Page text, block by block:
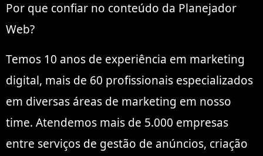
Por que confiar no conteúdo da Planejador
Web?
Temos 10 anos de experiência em marketing
digital, mais de 60 profissionais especializados
em diversas áreas de marketing em nosso
time. Atendemos mais de 5.000 empresas
entre serviços de gestão de anúncios, criação